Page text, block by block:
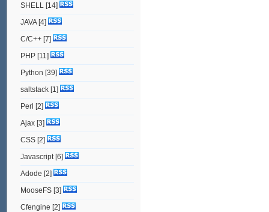
SHELL [14]
JAVA[4]
C/C++[7]
PHP[11]
Python [39]
saltstack[1]
Perl [2]
Ajax[3]
CSS[2]
Javascript[6]
Adode [2]
MooseFS[3]
Cfengine [2]